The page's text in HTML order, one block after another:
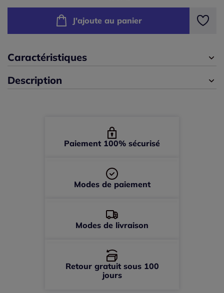
44 -épuisé
46 - épuisé
J'ajoute au panier
Caractéristiques
Description
Paiement 100% sécurisé
Modes de paiement
Modes de livraison
Retour gratuit sous 100
jours